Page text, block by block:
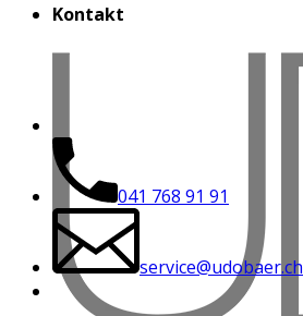
Kontakt
041 768 91 91
service@udobaer.ch